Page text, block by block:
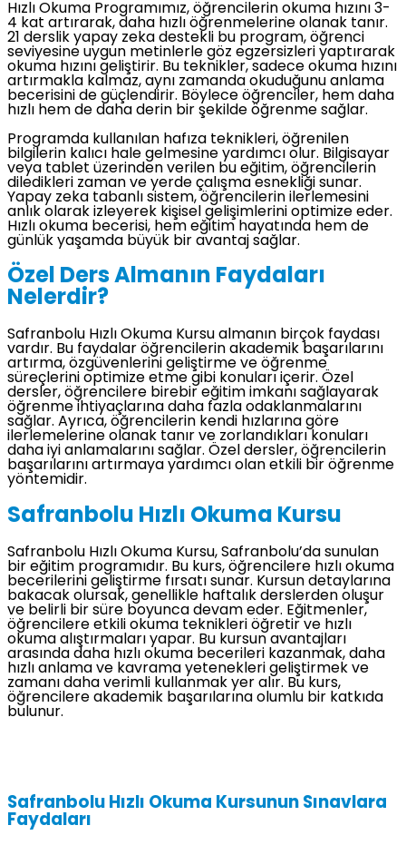
Hızlı Okuma Programımız, öğrencilerin okuma hızını 3-
4 kat artırarak, daha hızlı öğrenmelerine olanak tanır.
21 derslik yapay zeka destekli bu program, öğrenci
seviyesine uygun metinlerle göz egzersizleri yaptırarak
okuma hızını geliştirir. Bu teknikler, sadece okuma hızını
artırmakla kalmaz, aynı zamanda okuduğunu anlama
becerisini de güçlendirir. Böylece öğrenciler, hem daha
hızlı hem de daha derin bir şekilde öğrenme sağlar.
Programda kullanılan hafıza teknikleri, öğrenilen
bilgilerin kalıcı hale gelmesine yardımcı olur. Bilgisayar
veya tablet üzerinden verilen bu eğitim, öğrencilerin
diledikleri zaman ve yerde çalışma esnekliği sunar.
Yapay zeka tabanlı sistem, öğrencilerin ilerlemesini
anlık olarak izleyerek kişisel gelişimlerini optimize eder.
Hızlı okuma becerisi, hem eğitim hayatında hem de
günlük yaşamda büyük bir avantaj sağlar.
Özel Ders Almanın Faydaları
Nelerdir?
Safranbolu Hızlı Okuma Kursu almanın birçok faydası
vardır. Bu faydalar öğrencilerin akademik başarılarını
artırma, özgüvenlerini geliştirme ve öğrenme
süreçlerini optimize etme gibi konuları içerir. Özel
dersler, öğrencilere birebir eğitim imkanı sağlayarak
öğrenme ihtiyaçlarına daha fazla odaklanmalarını
sağlar. Ayrıca, öğrencilerin kendi hızlarına göre
ilerlemelerine olanak tanır ve zorlandıkları konuları
daha iyi anlamalarını sağlar. Özel dersler, öğrencilerin
başarılarını artırmaya yardımcı olan etkili bir öğrenme
yöntemidir.
Safranbolu Hızlı Okuma Kursu
Safranbolu Hızlı Okuma Kursu, Safranbolu’da sunulan
bir eğitim programıdır. Bu kurs, öğrencilere hızlı okuma
becerilerini geliştirme fırsatı sunar. Kursun detaylarına
bakacak olursak, genellikle haftalık derslerden oluşur
ve belirli bir süre boyunca devam eder. Eğitmenler,
öğrencilere etkili okuma teknikleri öğretir ve hızlı
okuma alıştırmaları yapar. Bu kursun avantajları
arasında daha hızlı okuma becerileri kazanmak, daha
hızlı anlama ve kavrama yetenekleri geliştirmek ve
zamanı daha verimli kullanmak yer alır. Bu kurs,
öğrencilere akademik başarılarına olumlu bir katkıda
bulunur.
Safranbolu Hızlı Okuma Kursunun Sınavlara
Faydaları